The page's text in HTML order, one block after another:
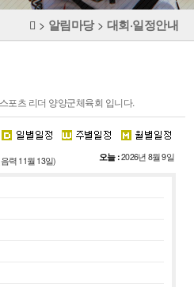
장애인체육
·주요기능
스포츠 마케팅
·주요기능
· 시설안내
참여마당
> 알림마당> 대회·일정안내
포츠 리더 양양군체육회 입니다.
력 11월 13일) 오늘 :2026년 8월 9일